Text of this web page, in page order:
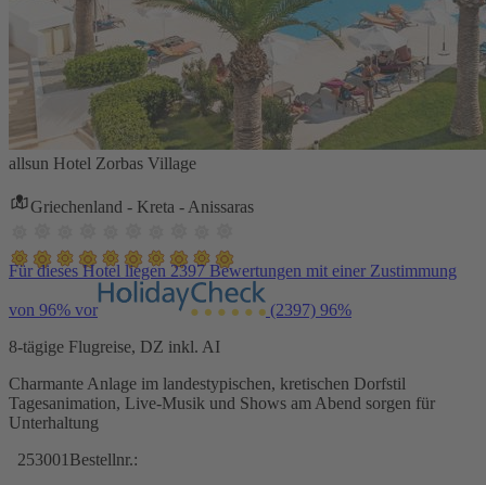
allsun Hotel Zorbas Village
Griechenland - Kreta - Anissaras
Für dieses Hotel liegen 2397 Bewertungen mit einer Zustimmung
von 96% vor (2397) 96%
8-tägige Flugreise, DZ inkl. AI
Charmante Anlage im landestypischen, kretischen Dorfstil
Tagesanimation, Live-Musik und Shows am Abend sorgen für
Unterhaltung
253001 Bestellnr.: